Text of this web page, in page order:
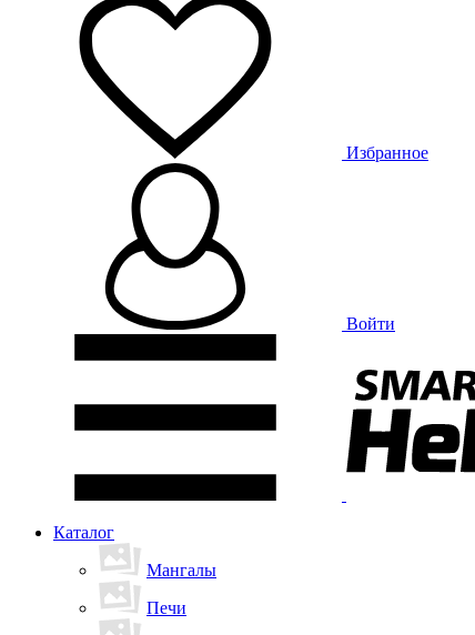
Избранное
Войти
Каталог
Мангалы
Печи